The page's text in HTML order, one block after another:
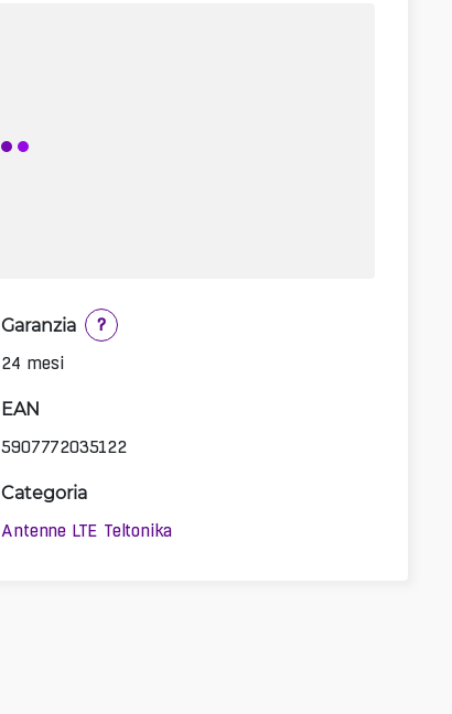
Garanzia
?
24 mesi
EAN
5907772035122
Categoria
Antenne LTE Teltonika